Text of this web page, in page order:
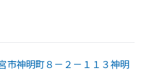
市神明町８－２－１１３神明